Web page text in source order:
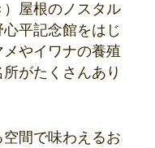
屋根のノスタル
平記念館をはじ
やイワナの養殖
がたくさんあり
間で味わえるお